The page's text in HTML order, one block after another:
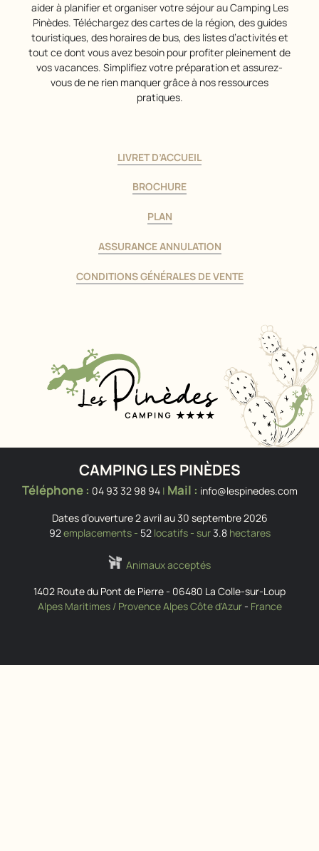
aider à planifier et organiser votre séjour au Camping Les
Pinèdes. Téléchargez des cartes de la région, des guides
touristiques, des horaires de bus, des listes d’activités et
tout ce dont vous avez besoin pour profiter pleinement de
vos vacances. Simplifiez votre préparation et assurez-
vous de ne rien manquer grâce à nos ressources
pratiques.
LIVRET D’ACCUEIL
BROCHURE
PLAN
ASSURANCE ANNULATION
CONDITIONS GÉNÉRALES DE VENTE
CAMPING LES PINÈDES
Téléphone : 04 93 32 98 94| Mail : info@lespinedes.com
Dates d’ouverture 2 avril au 30 septembre 2026
92emplacements - 52locatifs - sur3.8hectares
Animaux acceptés
1402 Route du Pont de Pierre- 06480 La Colle-sur-Loup
Alpes Maritimes / Provence Alpes Côte d'Azur- France